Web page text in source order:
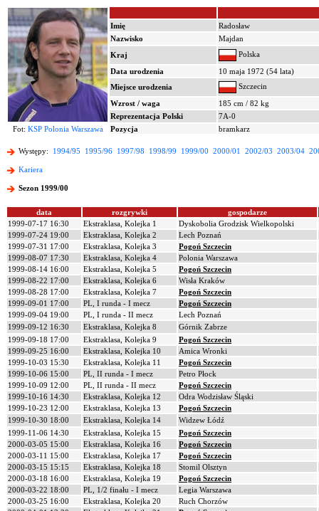
Imię
Radosław
Nazwisko
Majdan
Kraj
Polska
Data urodzenia
10 maja 1972 (54 lata)
Miejsce urodzenia
Szczecin
Wzrost / waga
185 cm / 82 kg
Reprezentacja Polski
7A-0
Fot: KSP Polonia Warszawa Pozycja bramkarz
Występy: 1994/95 1995/96 1997/98 1998/99 1999/00 2000/01 2002/03 2003/04
Kariera
Sezon 1999/00
data rozgrywki
gospodarze
1999-07-17 16:30
Ekstraklasa, Kolejka 1
Dyskobolia Grodzisk Wielkopolski
1999-07-24 19:00
Ekstraklasa, Kolejka 2
Lech Poznań
1999-07-31 17:00
Ekstraklasa, Kolejka 3
Pogoń Szczecin
1999-08-07 17:30
Ekstraklasa, Kolejka 4
Polonia Warszawa
1999-08-14 16:00
Ekstraklasa, Kolejka 5
Pogoń Szczecin
1999-08-22 17:00
Ekstraklasa, Kolejka 6
Wisła Kraków
1999-08-28 17:00
Ekstraklasa, Kolejka 7
Pogoń Szczecin
1999-09-01 17:00
PL, I runda - I mecz
Pogoń Szczecin
1999-09-04 19:00
PL, I runda - II mecz
Lech Poznań
1999-09-12 16:30
Ekstraklasa, Kolejka 8
Górnik Zabrze
1999-09-18 17:00
Ekstraklasa, Kolejka 9
Pogoń Szczecin
1999-09-25 16:00
Ekstraklasa, Kolejka 10
Amica Wronki
1999-10-03 15:30
Ekstraklasa, Kolejka 11
Pogoń Szczecin
1999-10-06 15:00
PL, II runda - I mecz
Petro Płock
1999-10-09 12:00
PL, II runda - II mecz
Pogoń Szczecin
1999-10-16 14:30
Ekstraklasa, Kolejka 12
Odra Wodzisław Śląski
1999-10-23 12:00
Ekstraklasa, Kolejka 13
Pogoń Szczecin
1999-10-30 18:00
Ekstraklasa, Kolejka 14
Widzew Łódź
1999-11-06 14:30
Ekstraklasa, Kolejka 15
Pogoń Szczecin
2000-03-05 15:00
Ekstraklasa, Kolejka 16
Pogoń Szczecin
2000-03-11 15:00
Ekstraklasa, Kolejka 17
Pogoń Szczecin
2000-03-15 15:15
Ekstraklasa, Kolejka 18
Stomil Olsztyn
2000-03-18 16:00
Ekstraklasa, Kolejka 19
Pogoń Szczecin
2000-03-22 18:00
PL, 1/2 finału - I mecz
Legia Warszawa
2000-03-25 16:00
Ekstraklasa, Kolejka 20
Ruch Chorzów